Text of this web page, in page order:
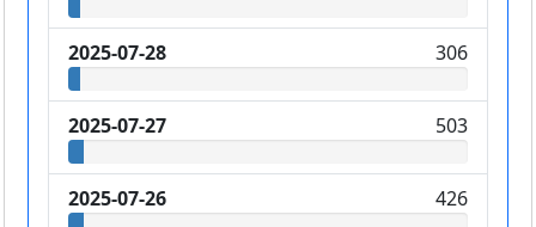
2025-07-28 306
2025-07-27 503
2025-07-26 426